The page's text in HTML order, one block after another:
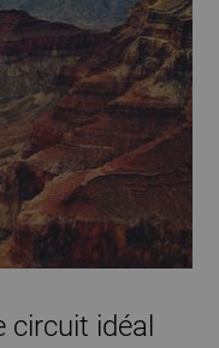
circuit idéal